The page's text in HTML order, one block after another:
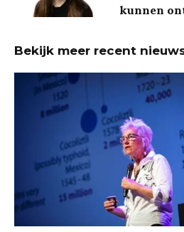
kunnen
Bekijk meer recent